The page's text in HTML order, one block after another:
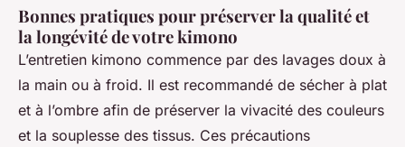
Bonnes pratiques pour préserver la qualité et
la longévité de votre kimono
L’entretien kimono commence par des lavages doux à
la main ou à froid. Il est recommandé de sécher à plat
et à l’ombre afin de préserver la vivacité des couleurs
et la souplesse des tissus. Ces précautions